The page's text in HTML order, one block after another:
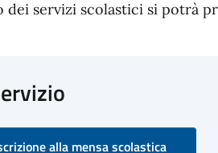
dei servizi scolastici si potrà
alla mensa scolastica